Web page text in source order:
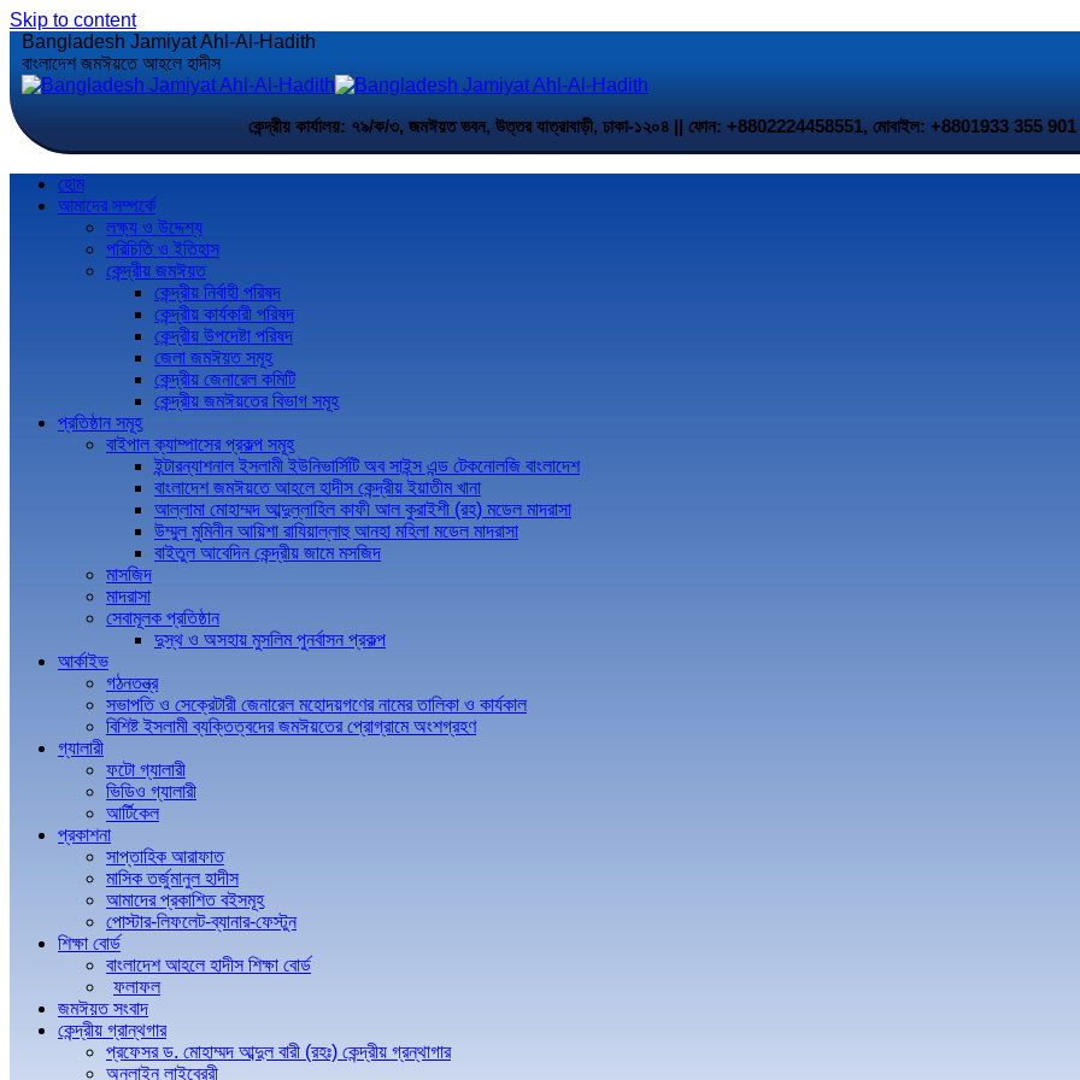
Skip to content
Bangladesh Jamiyat Ahl-Al-Hadith
বাংলাদেশ জমঈয়তে আহলে হাদীস
কেন্দ্রীয় কার্যালয়: ৭৯/ক/৩, জমঈয়ত ভবন, উত্তর যাত্রাবাড়ী, ঢাকা-১২০৪ || ফোন: +8802224458551, মোবাইল: +8801933
হোম
আমাদের সম্পর্কে
লক্ষ্য ও উদ্দেশ্য
পরিচিতি ও ইতিহাস
কেন্দ্রীয় জমঈয়ত
কেন্দ্রীয় নির্বাহী পরিষদ
কেন্দ্রীয় কার্যকারী পরিষদ
কেন্দ্রীয় উপদেষ্টা পরিষদ
জেলা জমঈয়ত সমূহ
কেন্দ্রীয় জেনারেল কমিটি
কেন্দ্রীয় জমঈয়তের বিভাগ সমূহ
প্রতিষ্ঠান সমূহ
বাইপাল ক্যাম্পাসের প্রকল্প সমূহ
ইন্টারন্যাশনাল ইসলামী ইউনিভার্সিটি অব সাইন্স এন্ড টেকনোলজি বাংলাদেশ
বাংলাদেশ জমঈয়তে আহলে হাদীস কেন্দ্রীয় ইয়াতীম খানা
আল্লামা মোহাম্মদ আব্দুল্লাহিল কাফী আল কুরাইশী (রহ) মডেল মাদরাসা
উম্মুল মুমিনীন আয়িশা রাযিয়াল্লাহু আনহা মহিলা মডেল মাদরাসা
বাইতুল আবেদিন কেন্দ্রীয় জামে মসজিদ
মাসজিদ
মাদরাসা
সেবামূলক প্রতিষ্ঠান
দুস্থ ও অসহায় মুসলিম পুনর্বাসন প্রকল্প
আর্কাইভ
গঠনতন্ত্র
সভাপতি ও সেক্রেটারী জেনারেল মহোদয়গণের নামের তালিকা ও কার্যকাল
বিশিষ্ট ইসলামী ব্যক্তিত্বদের জমঈয়তের প্রোগ্রামে অংশগ্রহণ
গ্যালারী
ফটো গ্যালারী
ভিডিও গ্যালারী
আর্টিকেল
প্রকাশনা
সাপ্তাহিক আরাফাত
মাসিক তর্জুমানুল হাদীস
আমাদের প্রকাশিত বইসমূহ
পোস্টার-লিফলেট-ব্যানার-ফেস্টুন
শিক্ষা বোর্ড
বাংলাদেশ আহলে হাদীস শিক্ষা বোর্ড
ফলাফল
জমঈয়ত সংবাদ
কেন্দ্রীয় গ্রান্থগার
প্রফেসর ড. মোহাম্মদ আব্দুল বারী (রহঃ) কেন্দ্রীয় গ্রন্থাগার
অনলাইন লাইব্রেরী